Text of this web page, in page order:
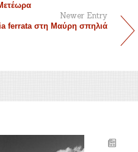
Newer Entry
ferrata στη Μαύρη σπηλιά